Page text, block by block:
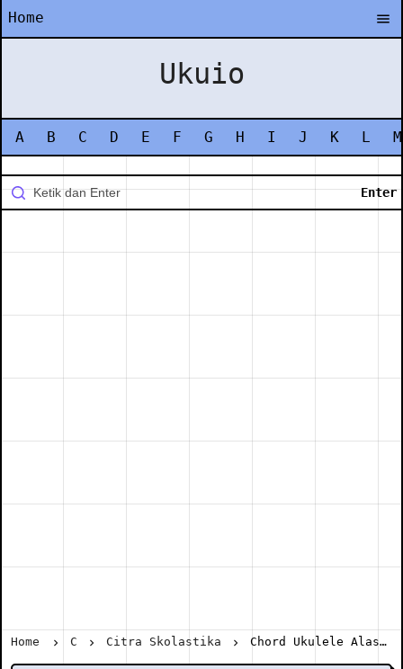
Home
Ukuio
A B C D E F G H I J K L M
Home C Citra Skolastika Chord Ukulele Alasan Terbesar - Citra Skolastika